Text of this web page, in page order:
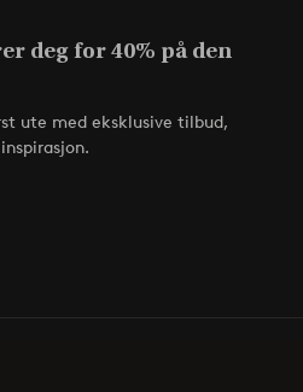
deg for 40% på den
ute med eksklusive tilbud,